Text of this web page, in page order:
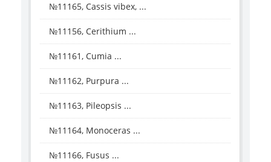
№11165, Cassis vibex, ...
№11156, Cerithium ...
№11161, Cumia ...
№11162, Purpura ...
№11163, Pileopsis ...
№11164, Monoceras ...
№11166, Fusus ...